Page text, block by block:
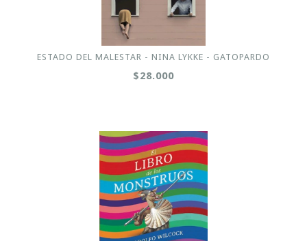
ESTADO DEL MALESTAR - NINA LYKKE - GATOPARDO
$28.000